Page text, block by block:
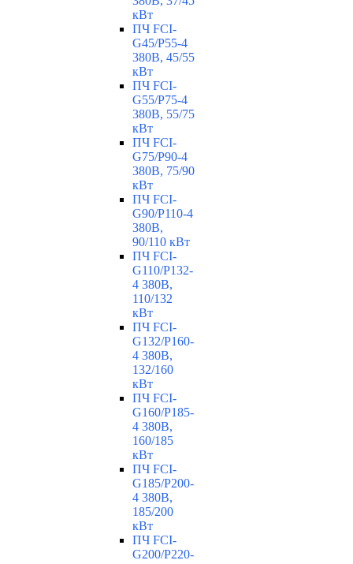
кВт
ПЧ FCI-
G45/P55-4
380В, 45/55
кВт
ПЧ FCI-
G55/P75-4
380В, 55/75
кВт
ПЧ FCI-
G75/P90-4
380В, 75/90
кВт
ПЧ FCI-
G90/P110-4
380В,
90/110 кВт
ПЧ FCI-
G110/P132-
4 380В,
110/132
кВт
ПЧ FCI-
G132/P160-
4 380В,
132/160
кВт
ПЧ FCI-
G160/P185-
4 380В,
160/185
кВт
ПЧ FCI-
G185/P200-
4 380В,
185/200
кВт
ПЧ FCI-
G200/P220-